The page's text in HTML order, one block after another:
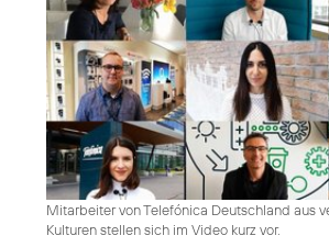
Mitarbeiter von Telefónica Deutschland aus
Kulturen stellen sich im Video kurz vor.